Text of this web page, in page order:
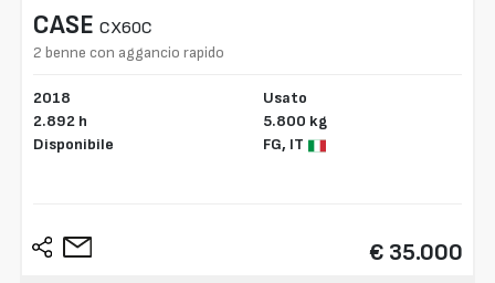
CASE CX60C
2 benne con aggancio rapido
2018
2.892 h
Disponibile
Usato
5.800 kg
FG, IT
€ 35.000